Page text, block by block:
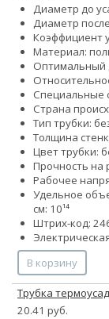
Диаметр до
Диаметр
Коэффициент
Материал:
Оптимальный
Специальные
Страна
Тип трубки:
Толщина
Цвет трубки:
Прочность на
Рабочее
Удельное
см: 10¹⁴
Штрих-код:
В корзину
Трубка
20.41 руб.